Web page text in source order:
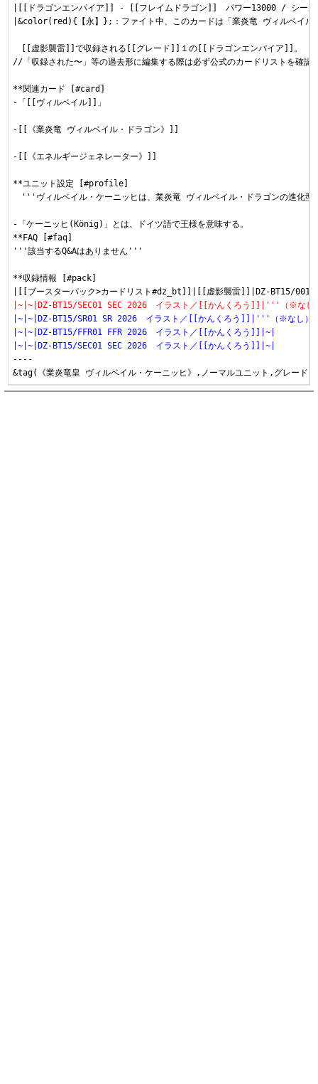
|[[ドラゴンエンパイア]] - [[フレイムドラゴン]]　パワー13000 / シー
|&color(red){【永】};：ファイト中、このカードは「業炎竜 ヴィルベイル
[[虚影襲雷]]で収録される[[グレード]]１の[[ドラゴンエンパイア]]。
//「収録された〜」等の過去形に編集する際は必ず公式のカードリストを確認
**関連カード [#card]
-「[[ヴィルベイル]]」
-[[《業炎竜 ヴィルベイル・ドラゴン》]]
-[[《エネルギージェネレーター》]]
**ユニット設定 [#profile]
'''ヴィルベイル・ケーニッヒは、業炎竜 ヴィルベイル・ドラゴンの進化型
-「ケーニッヒ(König)」とは、ドイツ語で王様を意味する。
**FAQ [#faq]
'''該当するQ&Aはありません'''
**収録情報 [#pack]
|~|~|DZ-BT15/SEC01 SEC 2026　イラスト／[[かんくろう]]|'''（※な
|~|~|DZ-BT15/SR01 SR 2026　イラスト／[[かんくろう]]|'''（※なし
|~|~|DZ-BT15/FFR01 FFR 2026　イラスト／[[かんくろう]]|~|
|~|~|DZ-BT15/SEC01 SEC 2026　イラスト／[[かんくろう]]|~|
----